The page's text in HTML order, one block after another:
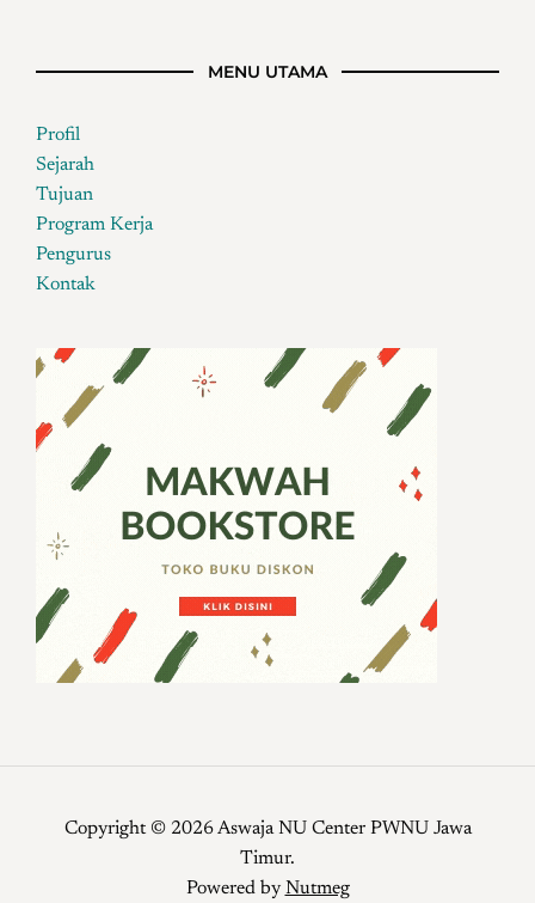
MENU UTAMA
Profil
Sejarah
Tujuan
Program Kerja
Pengurus
Kontak
Copyright © 2026 Aswaja NU Center PWNU Jawa
Timur.
Powered by Nutmeg